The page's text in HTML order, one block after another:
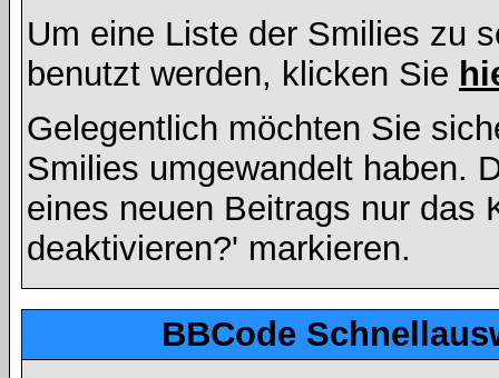
Um eine Liste der Smilies zu
benutzt werden, klicken Sie
Gelegentlich möchten Sie
Smilies umgewandelt haben.
eines neuen Beitrags nur das
deaktivieren?' markieren.
BBCode